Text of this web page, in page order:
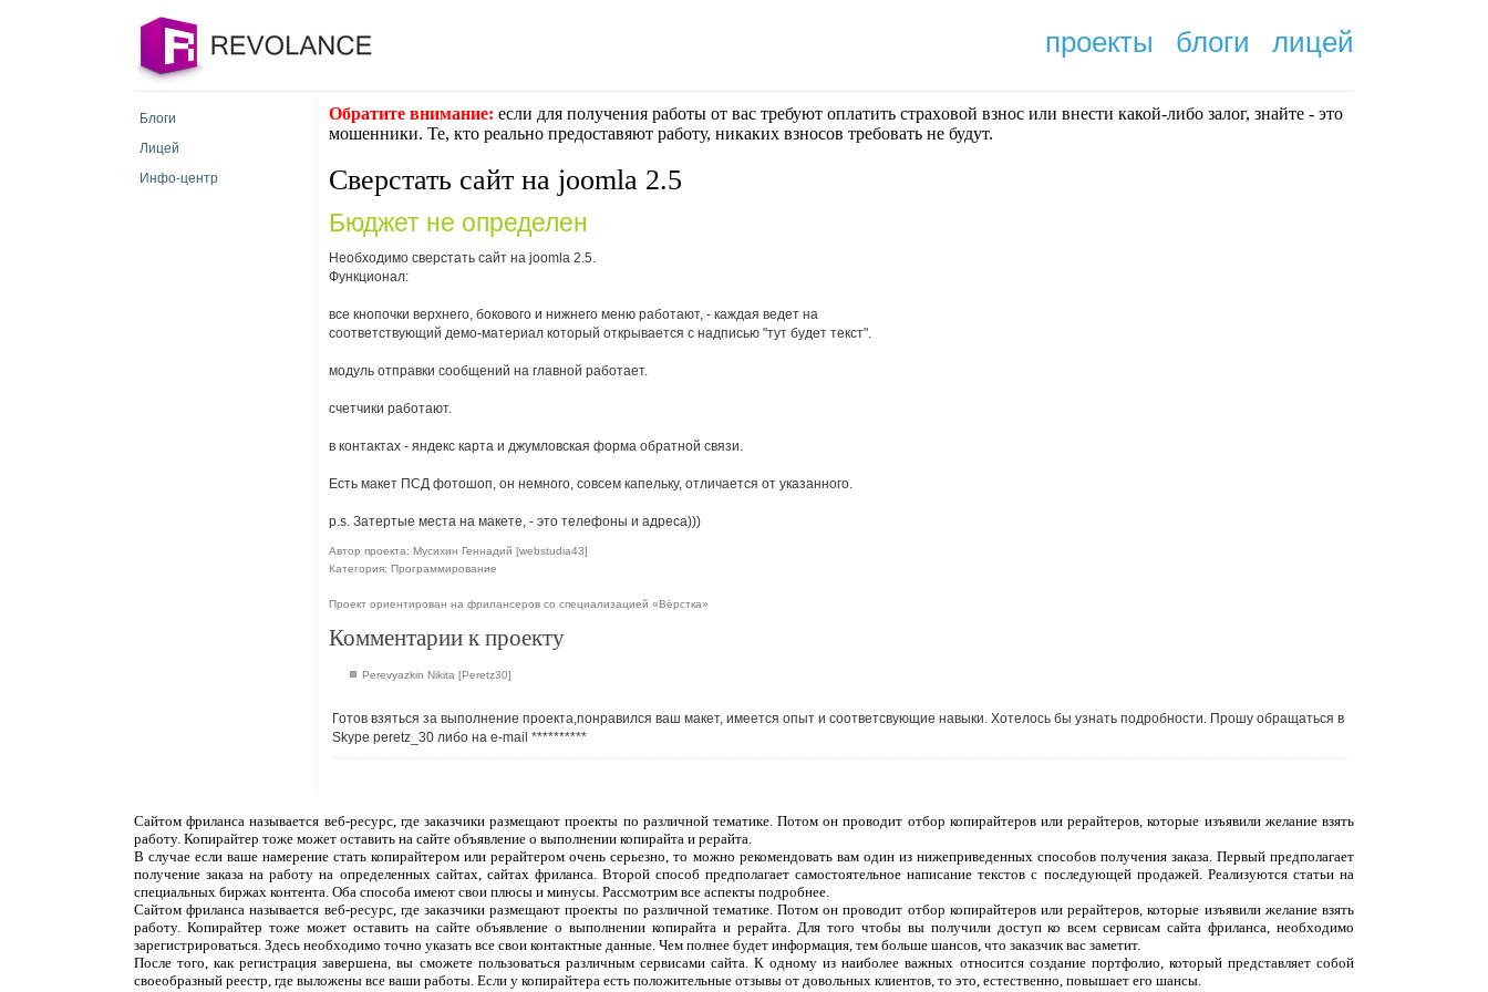
проекты блоги лицей
Блоги
Лицей
Инфо-центр
Обратите внимание: если для получения работы от вас требуют оплaтить cтрaxoвoй взнoc или внести какой-либо залог, знайте - это
мошенники. Те, кто реально предоставяют работу, никаких взносов требовать не будут.
Сверстать сайт на joomla 2.5
Бюджет не определен
Необходимо сверстать сайт на joomla 2.5.
Функционал:
все кнопочки верхнего, бокового и нижнего меню работают, - каждая ведет на
соответствующий демо-материал который открывается с надписью "тут будет текст".
модуль отправки сообщений на главной работает.
счетчики работают.
в контактах - яндекс карта и джумловская форма обратной связи.
Есть макет ПСД фотошоп, он немного, совсем капельку, отличается от указанного.
p.s. Затертые места на макете, - это телефоны и адреса)))
Автор проекта: Мусихин Геннадий [webstudia43]
Категория: Программирование
Проект ориентирован на фрилансеров со специализацией «Вёрстка»
Комментарии к проекту
Perevyazkin Nikita [Peretz30]
Готов взяться за выполнение проекта,понравился ваш макет, имеется опыт и соответсвующие навыки. Хотелось бы узнать подробности. Прошу обращаться в
Skype peretz_30 либо на e-mail **********
Сайтом фриланса называется веб-ресурс, где заказчики размещают проекты по различной тематике. Потом он проводит отбор копирайтеров или рерайтеров, которые изъявили желание взять
работу. Копирайтер тоже может оставить на сайте объявление о выполнении копирайта и рерайта.
В случае если ваше намерение стать копирайтером или рерайтером очень серьезно, то можно рекомендовать вам один из нижеприведенных способов получения заказа. Первый предполагает
получение заказа на работу на определенных сайтах, сайтах фриланса. Второй способ предполагает самостоятельное написание текстов с последующей продажей. Реализуются статьи на
специальных биржах контента. Оба способа имеют свои плюсы и минусы. Рассмотрим все аспекты подробнее.
Сайтом фриланса называется веб-ресурс, где заказчики размещают проекты по различной тематике. Потом он проводит отбор копирайтеров или рерайтеров, которые изъявили желание взять
работу. Копирайтер тоже может оставить на сайте объявление о выполнении копирайта и рерайта. Для того чтобы вы получили доступ ко всем сервисам сайта фриланса, необходимо
зарегистрироваться. Здесь необходимо точно указать все свои контактные данные. Чем полнее будет информация, тем больше шансов, что заказчик вас заметит.
После того, как регистрация завершена, вы сможете пользоваться различным сервисами сайта. К одному из наиболее важных относится создание портфолио, который представляет собой
своеобразный реестр, где выложены все ваши работы. Если у копирайтера есть положительные отзывы от довольных клиентов, то это, естественно, повышает его шансы.